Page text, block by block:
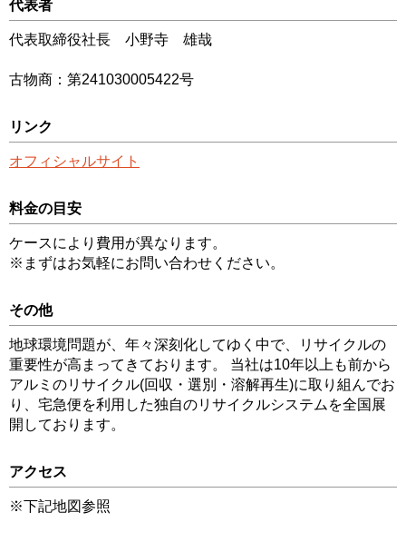
代表者
代表取締役社長 小野寺 雄哉
古物商：第241030005422号
リンク
オフィシャルサイト
料金の目安
ケースにより費用が異なります。
※まずはお気軽にお問い合わせください。
その他
地球環境問題が、年々深刻化してゆく中で、リサイクルの
重要性が高まってきております。 当社は10年以上も前から
アルミのリサイクル(回収・選別・溶解再生)に取り組んでお
り、宅急便を利用した独自のリサイクルシステムを全国展
開しております。
アクセス
※下記地図参照